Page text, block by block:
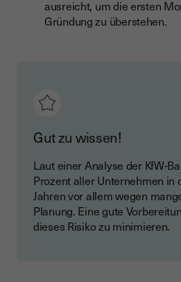
ausreicht, um die ersten
Gründung zu überstehen.
Gut zu wissen!
Laut einer Analyse der KfW-
Prozent aller Unternehmen in
Jahren vor allem wegen
Planung. Eine gute
dieses Risiko zu minimieren.